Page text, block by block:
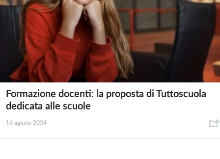
Formazione docenti: la proposta di Tuttoscuola
dedicata alle scuole
16 agosto 2024